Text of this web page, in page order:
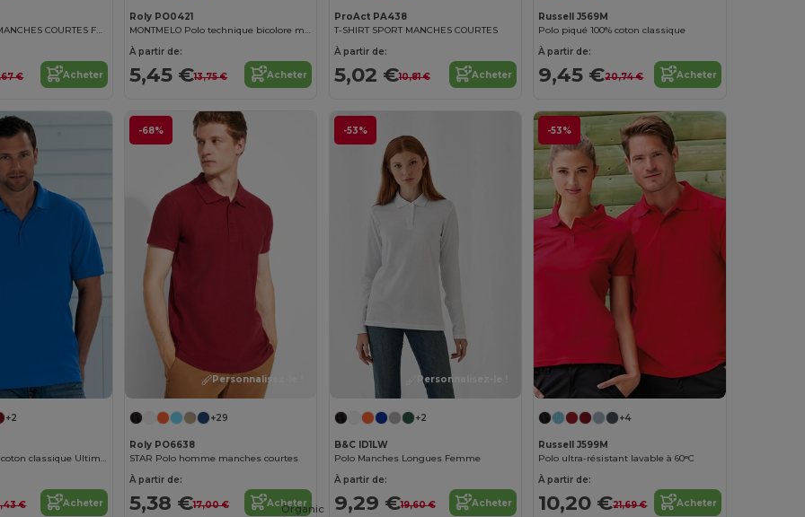
T-SHIRT SPORT MANCHES COURTES FEMME
€ Acheter
Roly PO0421
MONTMELO Polo technique bicolore manches courtes
À partir de:
5,45 €13,75 € Acheter
ProAct PA438
T-SHIRT SPORT MANCHES COURTES
À partir de:
5,02 €10,81 € Acheter
Russell J569M
Polo piqué 100% coton classique
À partir de:
9,45 €20,74 € Acheter
+2
Polo piqué 100% coton classique Ultimate
€ Acheter
-68%
Personnalisez-le !
+29
Roly PO6638
STAR Polo homme manches courtes
À partir de:
5,38 €17,00 € Acheter
-53%
Personnalisez-le !
+2
B&C ID1LW
Polo Manches Longues Femme
À partir de:
9,29 €19,60 € Acheter
-53%
+4
Russell J599M
Polo ultra-résistant lavable à 60°C
À partir de:
10,20 €21,69 € Acheter
Organic